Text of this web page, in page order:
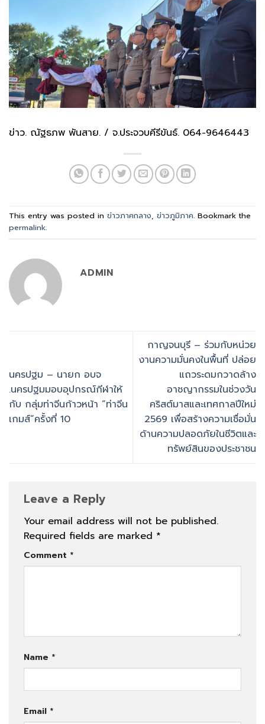
ข่าว. ณัฐธภพ พันสาย. / จ.ประจวบคีรีขันธ์. 064-9646443
This entry was posted in ข่าวภาคกลาง, ข่าวภูมิภาค. Bookmark the
permalink.
ADMIN
นครปฐม – นายก อบจ
.นครปฐมมอบอุปกรณ์กีฬาให้
กับ กลุ่มท่าจีนก้าวหน้า “ท่าจีน
เกมส์“ครั้งที่ 10
กาญจนบุรี – ร่วมกับหน่วย
งานความมั่นคงในพื้นที่ ปล่อย
แถวระดมกวาดล้าง
อาชญากรรมในช่วงวัน
คริสต์มาสและเทศกาลปีใหม่
2569 เพื่อสร้างความเชื่อมั่น
ด้านความปลอดภัยในชีวิตและ
ทรัพย์สินของประชาชน
Leave a Reply
Your email address will not be published.
Required fields are marked *
Comment *
Name *
Email *